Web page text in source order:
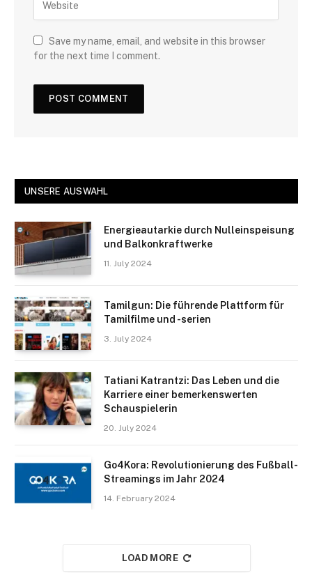
Save my name, email, and website in this browser
for the next time I comment.
UNSERE AUSWAHL
Energieautarkie durch Nulleinspeisung
und Balkonkraftwerke
11. July 2024
Tamilgun: Die führende Plattform für
Tamilfilme und -serien
3. July 2024
Tatiani Katrantzi: Das Leben und die
Karriere einer bemerkenswerten
Schauspielerin
20. July 2024
Go4Kora: Revolutionierung des Fußball-
Streamings im Jahr 2024
14. February 2024
LOAD MORE